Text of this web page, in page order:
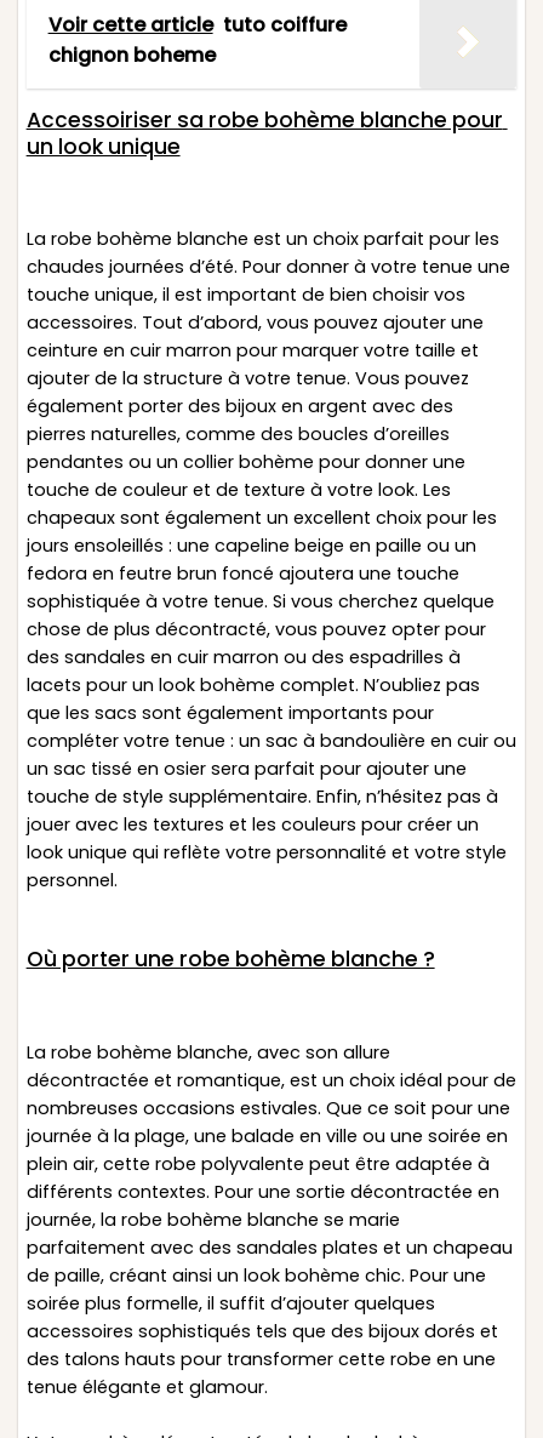
Voir cette article tuto coiffure
chignon boheme
Accessoiriser sa robe bohème blanche pour
un look unique
La robe bohème blanche est un choix parfait pour les
chaudes journées d’été. Pour donner à votre tenue une
touche unique, il est important de bien choisir vos
accessoires. Tout d’abord, vous pouvez ajouter une
ceinture en cuir marron pour marquer votre taille et
ajouter de la structure à votre tenue. Vous pouvez
également porter des bijoux en argent avec des
pierres naturelles, comme des boucles d’oreilles
pendantes ou un collier bohème pour donner une
touche de couleur et de texture à votre look. Les
chapeaux sont également un excellent choix pour les
jours ensoleillés : une capeline beige en paille ou un
fedora en feutre brun foncé ajoutera une touche
sophistiquée à votre tenue. Si vous cherchez quelque
chose de plus décontracté, vous pouvez opter pour
des sandales en cuir marron ou des espadrilles à
lacets pour un look bohème complet. N’oubliez pas
que les sacs sont également importants pour
compléter votre tenue : un sac à bandoulière en cuir ou
un sac tissé en osier sera parfait pour ajouter une
touche de style supplémentaire. Enfin, n’hésitez pas à
jouer avec les textures et les couleurs pour créer un
look unique qui reflète votre personnalité et votre style
personnel.
Où porter une robe bohème blanche ?
La robe bohème blanche, avec son allure
décontractée et romantique, est un choix idéal pour de
nombreuses occasions estivales. Que ce soit pour une
journée à la plage, une balade en ville ou une soirée en
plein air, cette robe polyvalente peut être adaptée à
différents contextes. Pour une sortie décontractée en
journée, la robe bohème blanche se marie
parfaitement avec des sandales plates et un chapeau
de paille, créant ainsi un look bohème chic. Pour une
soirée plus formelle, il suffit d’ajouter quelques
accessoires sophistiqués tels que des bijoux dorés et
des talons hauts pour transformer cette robe en une
tenue élégante et glamour.